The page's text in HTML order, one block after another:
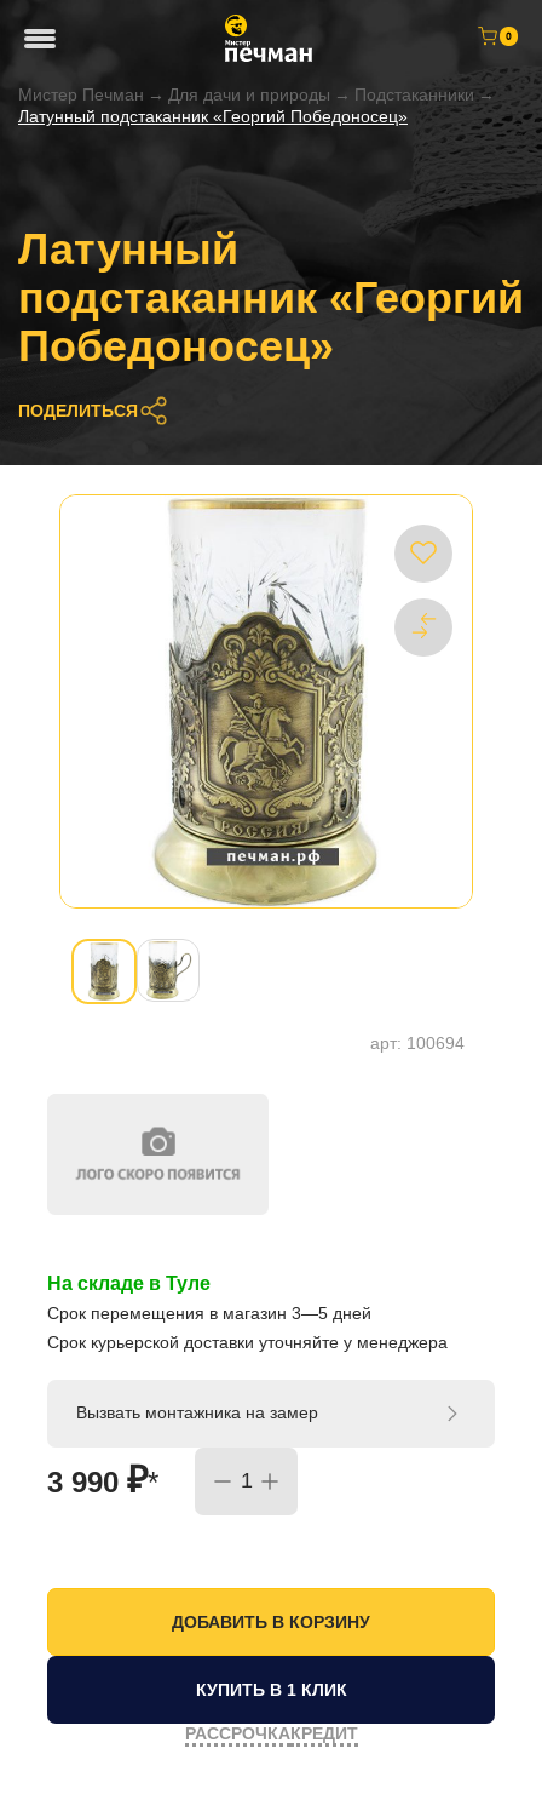
0
Мистер Печман → Для дачи и природы → Подстаканники →
Латунный подстаканник «Георгий Победоносец»
Латунный
подстаканник «Георгий
Победоносец»
ПОДЕЛИТЬСЯ
арт: 100694
На складе в Туле
Срок перемещения в магазин 3—5 дней
Срок курьерской доставки уточняйте у менеджера
3 990 ₽*
Вызвать монтажника на замер
КУПИТЬ В 1 КЛИК
РАССРОЧКАКРЕДИТ